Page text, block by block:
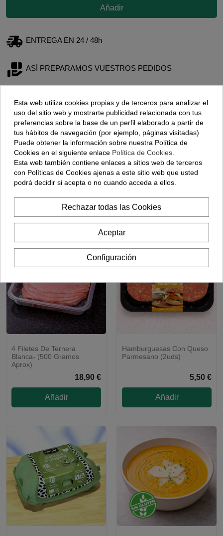
Añadir
ENTREGA EN 24 / 48h
ASÍ PREPARAMOS VUESTROS PEDIDOS
Los clientes que adquirieron este
producto también compraron:
ENVÍO 48H
4 Filetes De Ternera
Blanca- (500 Gramos
Aprox)
18,90 €
Añadir
Hamburguesas Con Queso
Parmesano (2uds)
5,50 €
Añadir
Esta web utiliza cookies propias y de terceros para analizar el
uso del sitio web y mostrarte publicidad relacionada con tus
preferencias sobre la base de un perfil elaborado a partir de
tus hábitos de navegación (por ejemplo, páginas visitadas)
Puede obtener la información sobre nuestra Política de
Cookies en el siguiente enlace Política de Cookies
Esta web también contiene enlaces a sitios web de terceros
con Políticas de Cookies ajenas a este sitio web que usted
podrá decidir si acepta o no cuando acceda a ellos.
Rechazar todas las Cookies
Aceptar
Configuración